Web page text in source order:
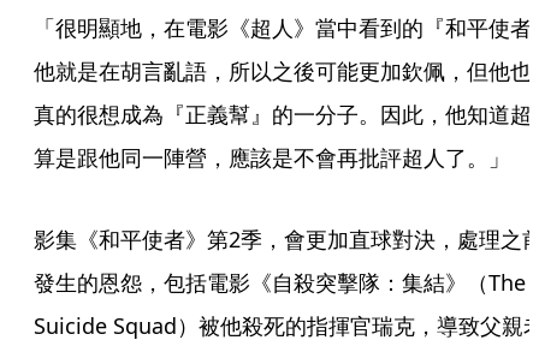
「很明顯地，在電影《超人》當中看到的『和平使者
他就是在胡言亂語，所以之後可能更加欽佩，但他也
真的很想成為『正義幫』的一分子。因此，他知道超
算是跟他同一陣營，應該是不會再批評超人了。」
影集《和平使者》第2季，會更加直球對決，處理之
發生的恩怨，包括電影《自殺突擊隊：集結》（The
Suicide Squad）被他殺死的指揮官瑞克，導致父親